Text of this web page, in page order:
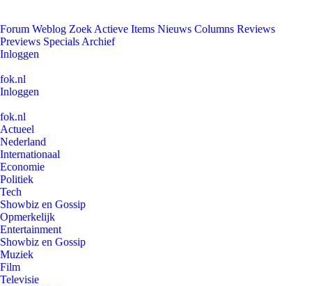
Forum Weblog Zoek Actieve Items Nieuws Columns Reviews
Previews Specials Archief
Inloggen
fok.nl
Inloggen
fok.nl
Actueel
Nederland
Internationaal
Economie
Politiek
Tech
Showbiz en Gossip
Opmerkelijk
Entertainment
Showbiz en Gossip
Muziek
Film
Televisie